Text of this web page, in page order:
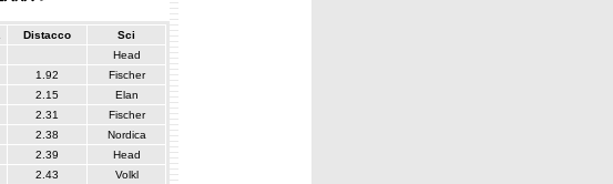
Distacco
Sci
Head
1.92
Fischer
2.15
Elan
2.31
Fischer
2.38
Nordica
2.39
Head
2.43
Volkl